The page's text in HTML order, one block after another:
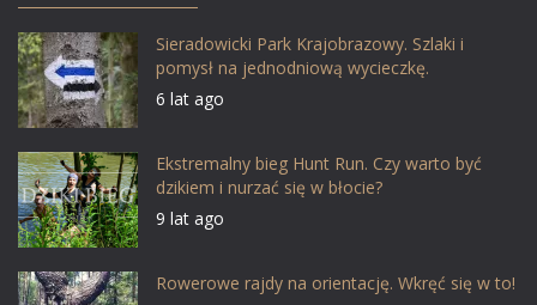
Sieradowicki Park Krajobrazowy. Szlaki i
pomysł na jednodniową wycieczkę.
6 lat ago
Ekstremalny bieg Hunt Run. Czy warto być
dzikiem i nurzać się w błocie?
9 lat ago
Rowerowe rajdy na orientację. Wkręć się w to!